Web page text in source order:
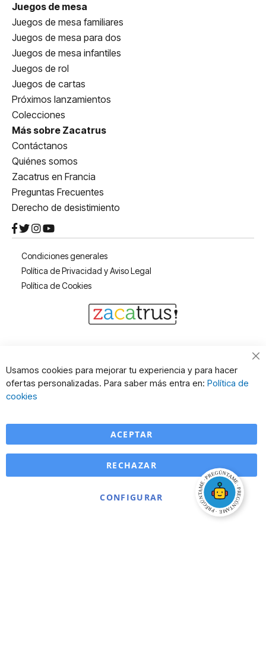
Juegos de mesa
Juegos de mesa familiares
Juegos de mesa para dos
Juegos de mesa infantiles
Juegos de rol
Juegos de cartas
Próximos lanzamientos
Colecciones
Más sobre Zacatrus
Contáctanos
Quiénes somos
Zacatrus en Francia
Preguntas Frecuentes
Derecho de desistimiento
Condiciones generales
Política de Privacidad y Aviso Legal
Política de Cookies
Usamos cookies para mejorar tu experiencia y para hacer
ofertas personalizadas. Para saber más entra en: Política de
cookies
ACEPTAR
CONFIGURAR
RECHAZAR